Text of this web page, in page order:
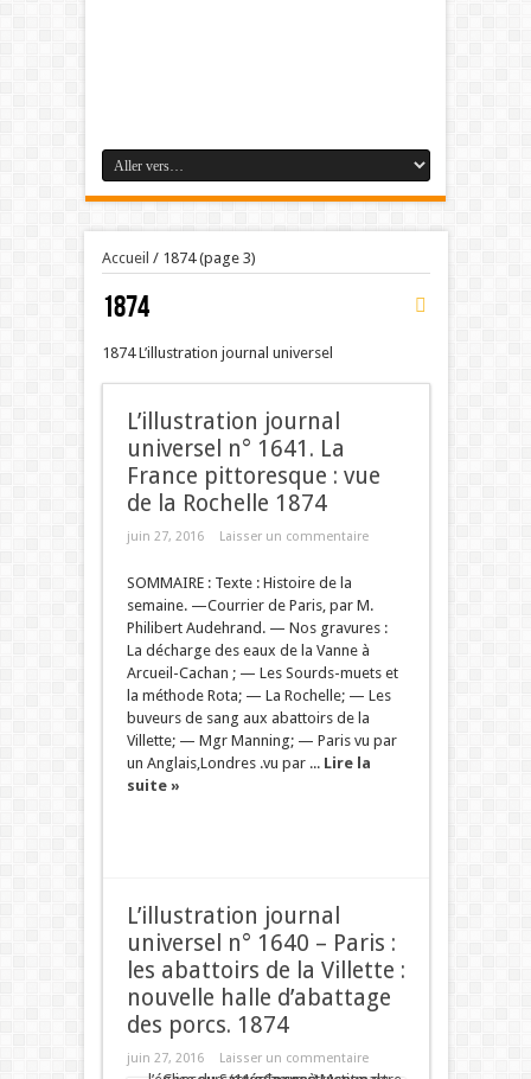
Accueil / 1874(page 3)
1874
1874 L’illustration journal universel
L’illustration journal
universel n° 1641. La
France pittoresque : vue
de la Rochelle 1874
juin 27, 2016 Laisser un commentaire
SOMMAIRE : Texte : Histoire de la
semaine. —Courrier de Paris, par M.
Philibert Audehrand. — Nos gravures :
La décharge des eaux de la Vanne à
Arcueil-Cachan ; — Les Sourds-muets et
la méthode Rota; — La Rochelle; — Les
buveurs de sang aux abattoirs de la
Villette; — Mgr Manning; — Paris vu par
un Anglais,Londres .vu par ... Lire la
suite »
L’illustration journal
universel n° 1640 – Paris :
les abattoirs de la Villette :
nouvelle halle d’abattage
des porcs. 1874
juin 27, 2016 Laisser un commentaire